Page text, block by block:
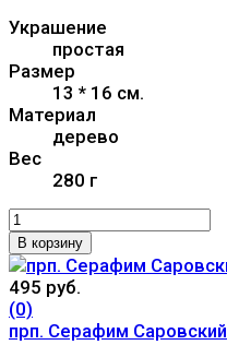
Украшение
простая
Размер
13 * 16 см.
Материал
дерево
Вес
280 г
В корзину
495 руб.
(0)
прп. Серафим Саровский